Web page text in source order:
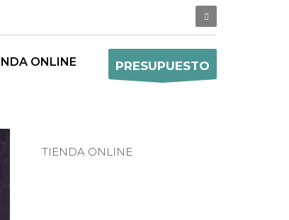
ONLINE PRESUPUESTO
TIENDA ONLINE